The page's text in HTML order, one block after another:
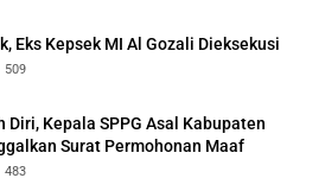
Eks Kepsek MI Al Gozali Dieksekusi
509
Diri, Kepala SPPG Asal Kabupaten
Surat Permohonan Maaf
483